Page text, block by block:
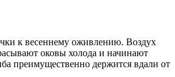
к весеннему оживлению. Воздух
оковы холода и начинают
преимущественно держится вдали от